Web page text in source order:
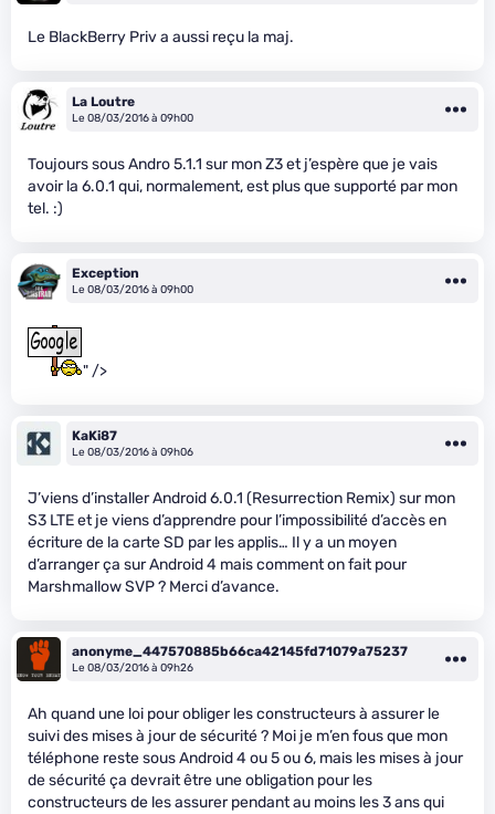
Le BlackBerry Priv a aussi reçu la maj.
La Loutre
Le 08/03/2016 à 09h00
Toujours sous Andro 5.1.1 sur mon Z3 et j’espère que je vais
avoir la 6.0.1 qui, normalement, est plus que supporté par mon
tel. :)
Exception
Le 08/03/2016 à 09h00
" />
KaKi87
Le 08/03/2016 à 09h06
J’viens d’installer Android 6.0.1 (Resurrection Remix) sur mon
S3 LTE et je viens d’apprendre pour l’impossibilité d’accès en
écriture de la carte SD par les applis… Il y a un moyen
d’arranger ça sur Android 4 mais comment on fait pour
Marshmallow SVP ? Merci d’avance.
anonyme_447570885b66ca42145fd71079a75237
Le 08/03/2016 à 09h26
Ah quand une loi pour obliger les constructeurs à assurer le
suivi des mises à jour de sécurité ? Moi je m’en fous que mon
téléphone reste sous Android 4 ou 5 ou 6, mais les mises à jour
de sécurité ça devrait être une obligation pour les
constructeurs de les assurer pendant au moins les 3 ans qui